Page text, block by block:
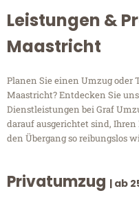
Leistungen &
Maastricht
Planen Sie einen Umzug
Maastricht? Entdecken Sie
Dienstleistungen bei Graf
darauf ausgerichtet sind,
den Übergang so reibungslos
Privatumzug | ab